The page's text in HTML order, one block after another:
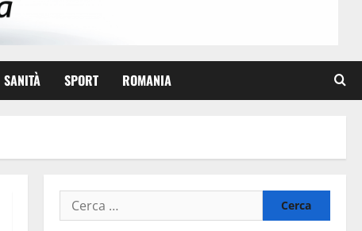
SANITÀ SPORT ROMANIA
Ricerca
per: